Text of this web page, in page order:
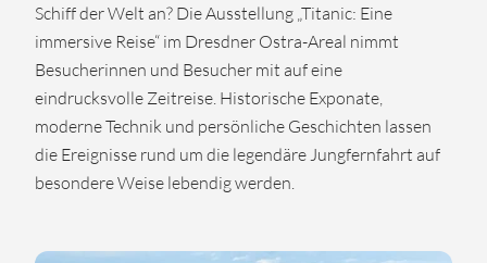
Schiff der Welt an? Die Ausstellung „Titanic: Eine
immersive Reise“ im Dresdner Ostra-Areal nimmt
Besucherinnen und Besucher mit auf eine
eindrucksvolle Zeitreise. Historische Exponate,
moderne Technik und persönliche Geschichten lassen
die Ereignisse rund um die legendäre Jungfernfahrt auf
besondere Weise lebendig werden.